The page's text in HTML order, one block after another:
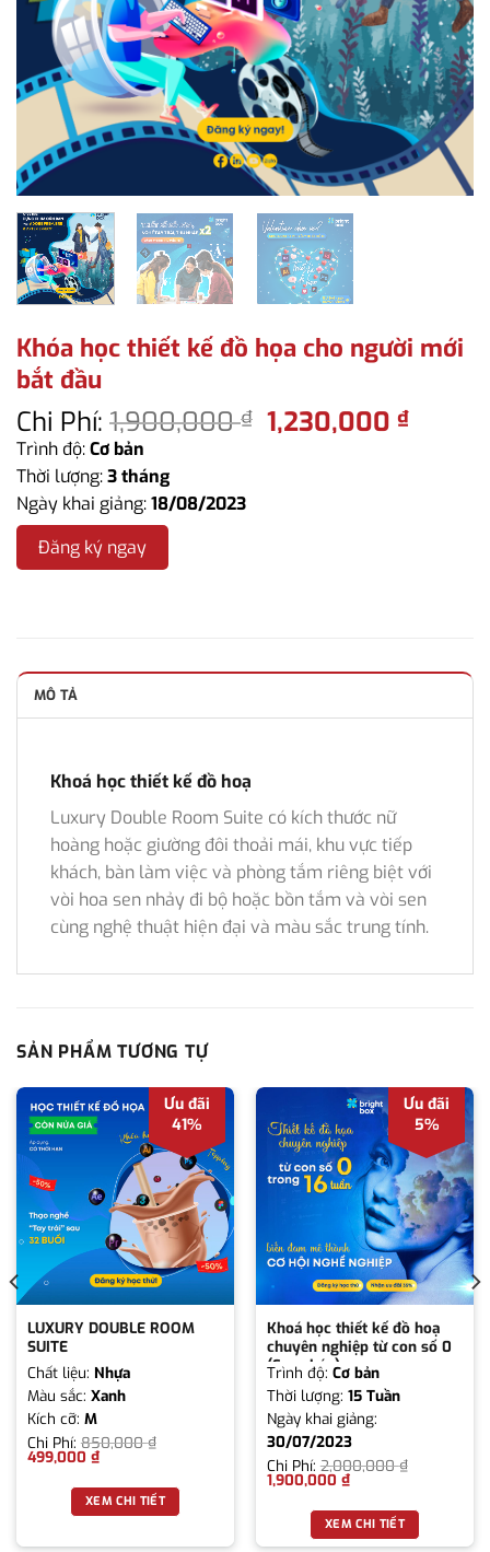
Khóa học thiết kế đồ họa cho người mới
bắt đầu
Chi Phí: 1,900,000₫ 1,230,000₫
Trình độ:Cơ bản
Thời lượng:3 tháng
Ngày khai giảng:18/08/2023
Đăng ký ngay
MÔ TẢ
Khoá học thiết kế đồ hoạ
Luxury Double Room Suite có kích thước nữ
hoàng hoặc giường đôi thoải mái, khu vực tiếp
khách, bàn làm việc và phòng tắm riêng biệt với
vòi hoa sen nhảy đi bộ hoặc bồn tắm và vòi sen
cùng nghệ thuật hiện đại và màu sắc trung tính.
SẢN PHẨM TƯƠNG TỰ
Ưu đãi
41%
LUXURY DOUBLE ROOM
SUITE
Chất liệu: Nhựa
Màu sắc: Xanh
Kích cỡ: M
Chi Phí: 850,000₫
499,000 ₫
XEM CHI TIẾT
Ưu đãi
5%
Khoá học thiết kế đồ hoạ
chuyên nghiệp từ con số 0
(Sao chép)
Trình độ: Cơ bản
Thời lượng: 15 Tuần
Ngày khai giảng:
30/07/2023
Chi Phí: 2,000,000₫
1,900,000 ₫
XEM CHI TIẾT